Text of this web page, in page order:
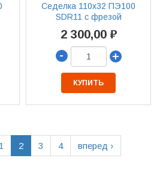
Седелка 110х32 ПЭ100
SDR11 с фрезой
2 300,00 ₽
-
+
КУПИТЬ
1 2 3 4 вперед ›